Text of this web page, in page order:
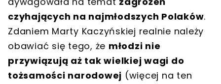
czyhających na najmłodszych Polaków.
Zdaniem Marty Kaczyńskiej realnie należy
obawiać się tego, że młodzi nie
przywiązują aż tak wielkiej wagi do
tożsamości narodowej (więcej na ten